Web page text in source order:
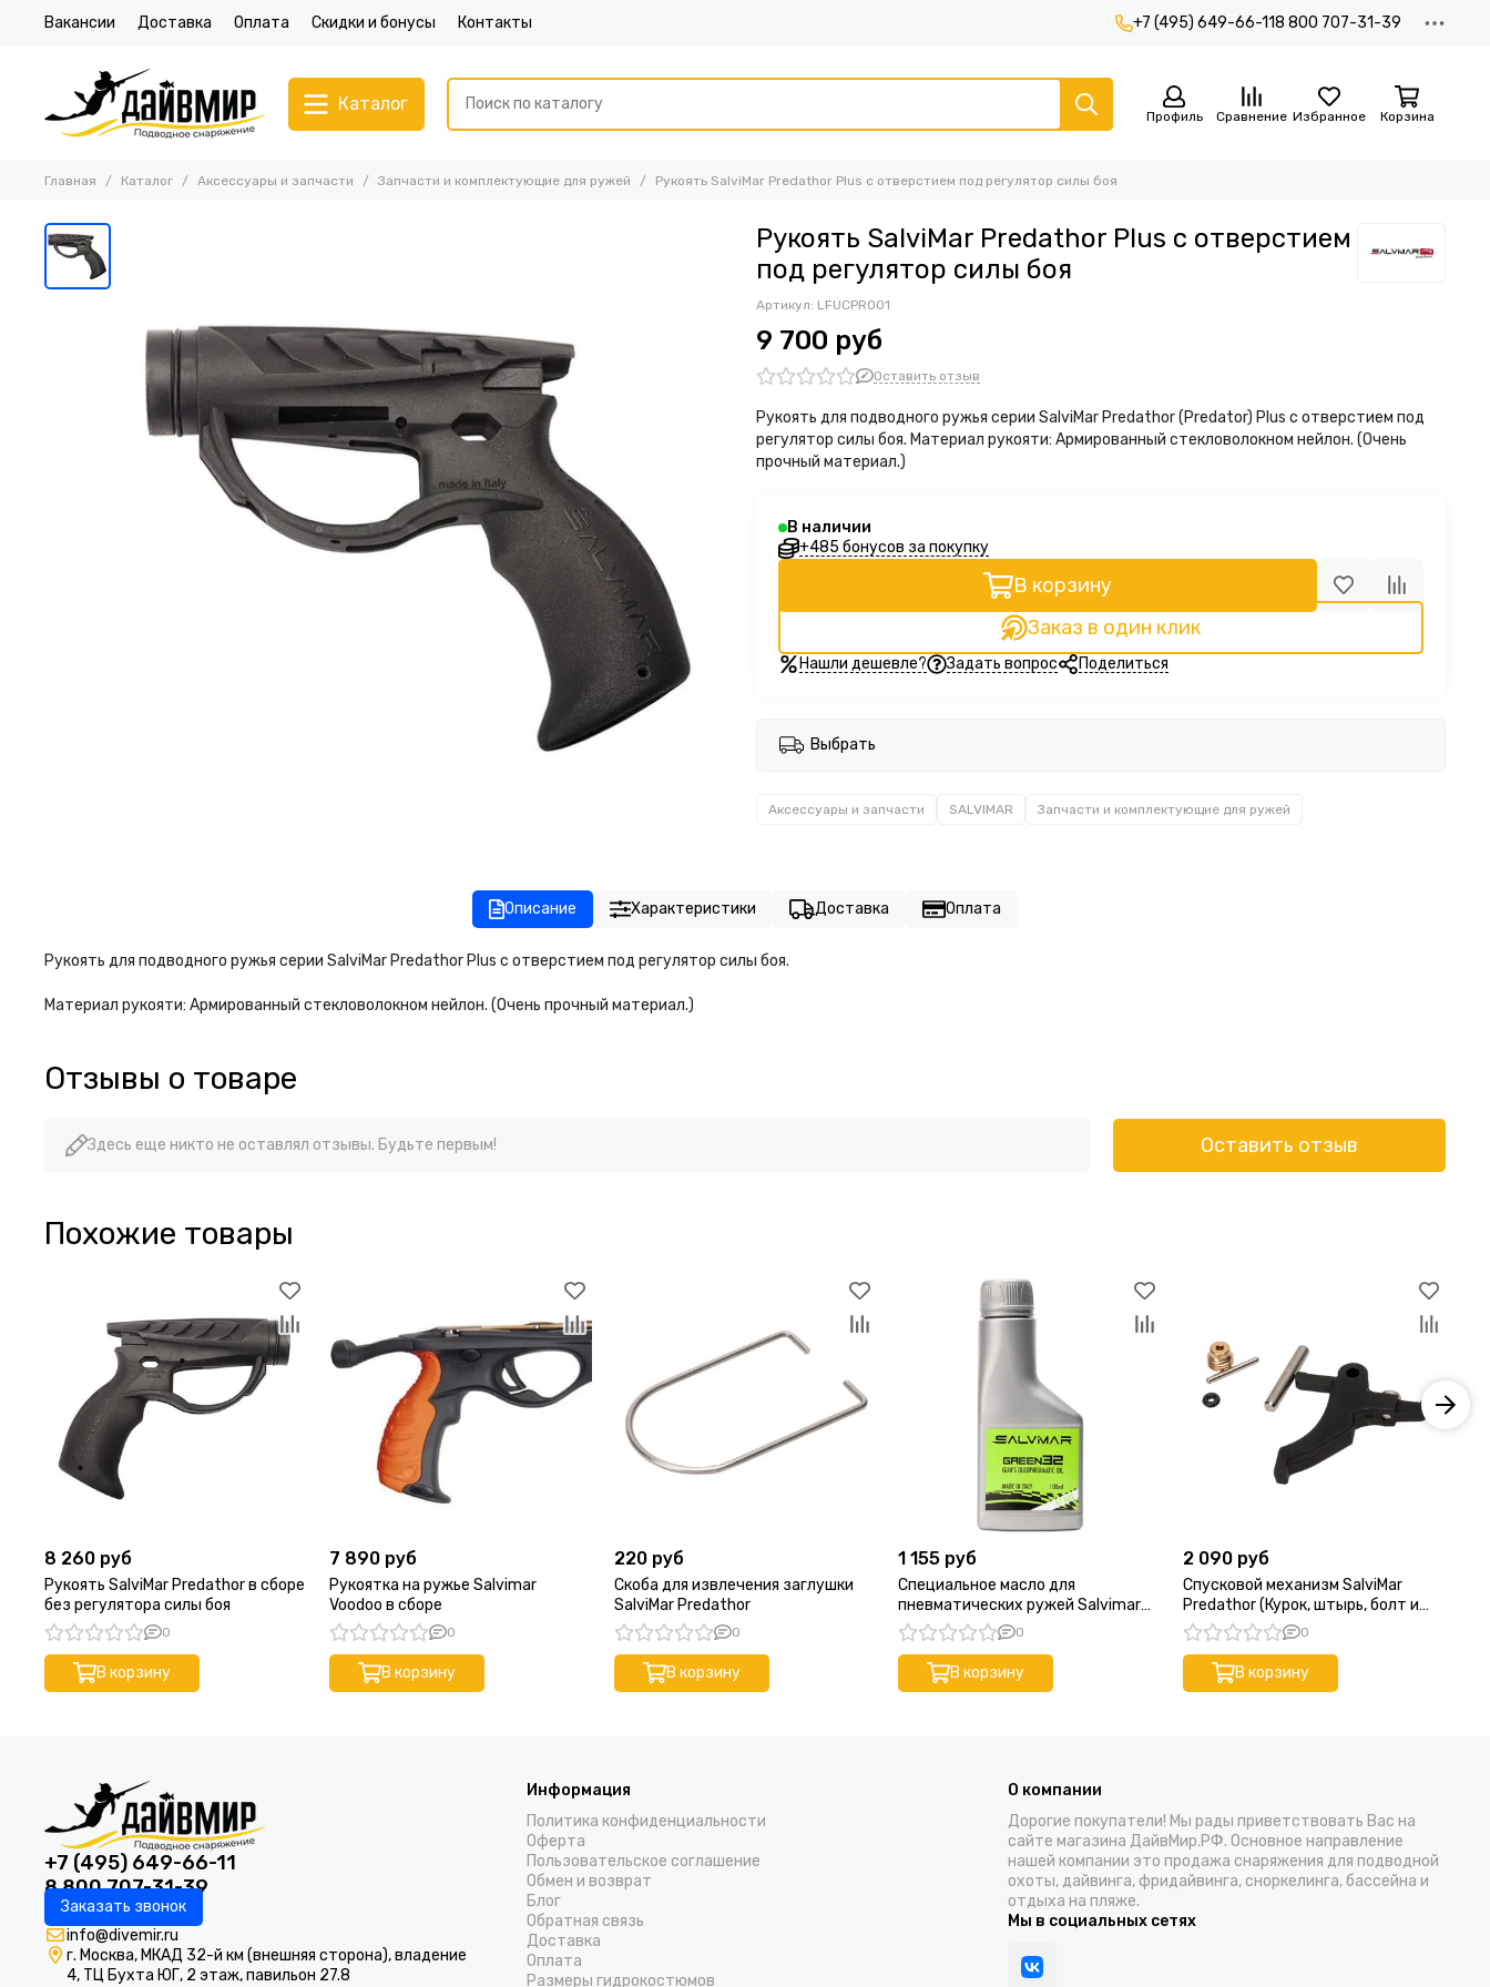
Вакансии Доставка Оплата Скидки и бонусы Контакты +7 (495) 649-66-118 800 707-31-39
Каталог
Профиль Сравнение Избранное Корзина
Главная Каталог Аксессуары и запчасти Запчасти и комплектующие для ружей Рукоять SalviMar Predathor Plus с отверстием под регулятор силы боя
Рукоять SalviMar Predathor Plus с отверстием
под регулятор силы боя
Артикул: LFUCPR001
9 700 руб
Оставить отзыв
Рукоять для подводного ружья серии SalviMar Predathor (Predator) Plus с отверстием под
регулятор силы боя. Материал рукояти: Армированный стекловолокном нейлон. (Очень
прочный материал.)
В наличии
+485 бонусов за покупку
В корзину
Заказ в один клик
Нашли дешевле? Задать вопрос Поделиться
Выбрать
Аксессуары и запчасти SALVIMAR Запчасти и комплектующие для ружей
Описание Характеристики Доставка Оплата
Рукоять для подводного ружья серии SalviMar Predathor Plus с отверстием под регулятор силы боя.
Материал рукояти: Армированный стекловолокном нейлон. (Очень прочный материал.)
Отзывы о товаре
Здесь еще никто не оставлял отзывы. Будьте первым! Оставить отзыв
Похожие товары
8 260 руб
Рукоять SalviMar Predathor в сборе
без регулятора силы боя
0
В корзину
7 890 руб
Рукоятка на ружье Salvimar
Voodoo в сборе
0
В корзину
220 руб
Скоба для извлечения заглушки
SalviMar Predathor
0
В корзину
1 155 руб
Специальное масло для
пневматических ружей Salvimar
Green 32
0
В корзину
2 090 руб
Спусковой механизм SalviMar
Predathor (Курок, штырь, болт и
прокладка)
0
В корзину
+7 (495) 649-66-11
8 800 707-31-39
Заказать звонок
info@divemir.ru
г. Москва, МКАД 32-й км (внешняя сторона), владение
4, ТЦ Бухта ЮГ, 2 этаж, павильон 27.8
Информация
Политика конфиденциальности
Оферта
Пользовательское соглашение
Обмен и возврат
Блог
Обратная связь
Доставка
Оплата
Размеры гидрокостюмов
О компании
Дорогие покупатели! Мы рады приветствовать Вас на
сайте магазина ДайвМир.РФ. Основное направление
нашей компании это продажа снаряжения для подводной
охоты, дайвинга, фридайвинга, сноркелинга, бассейна и
отдыха на пляже.
Мы в социальных сетях